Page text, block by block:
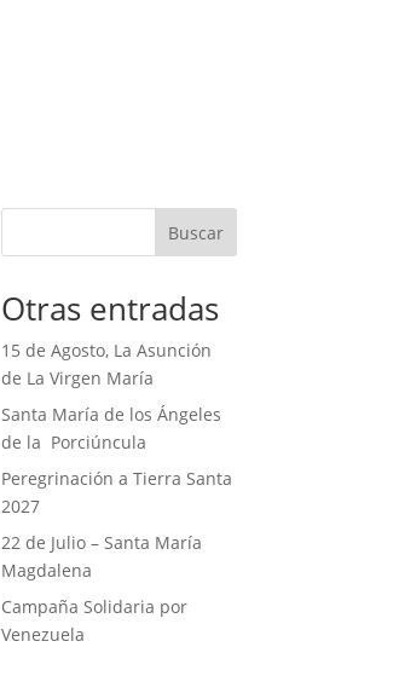
Buscar
Otras entradas
15 de Agosto, La Asunción
de La Virgen María
Santa María de los Ángeles
de la Porciúncula
Peregrinación a Tierra Santa
2027
22 de Julio – Santa María
Magdalena
Campaña Solidaria por
Venezuela